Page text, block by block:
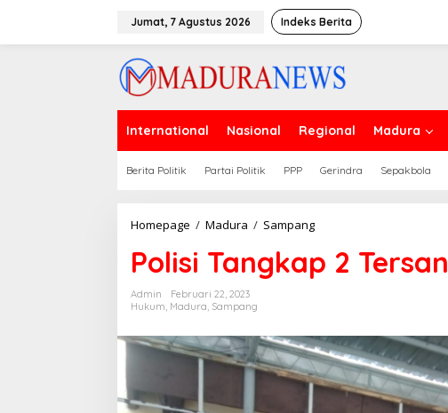
Jumat, 7 Agustus 2026 Indeks Berita
International Nasional Regional Madura
Berita Politik Partai Politik PPP Gerindra Sepakbola
Homepage / Madura / SampangPolisi
2
Tersangka
Polisi Tangkap 2
Admin
Februari 22, 2023
Hukum, Madura, Sampang